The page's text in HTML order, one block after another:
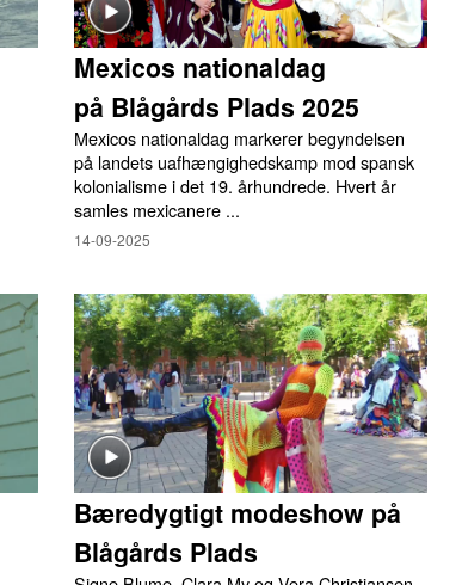
Mexicos nationaldag
på Blågårds Plads 2025
Mexicos nationaldag markerer begyndelsen
på landets uafhængighedskamp mod spansk
kolonialisme i det 19. århundrede. Hvert år
samles mexicanere ...
14-09-2025
Bæredygtigt modeshow på
Blågårds Plads